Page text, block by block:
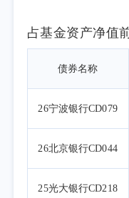
占基金资产净值
债券名称
26宁波银行CD079
26北京银行CD044
25光大银行CD218